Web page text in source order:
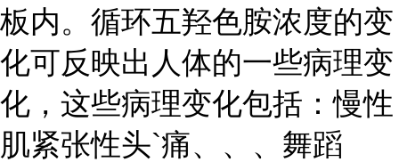
板内。循环五羟色胺浓度的变
化可反映出人体的一些病理变
化，这些病理变化包括：慢性
肌紧张性头`痛、、、舞蹈